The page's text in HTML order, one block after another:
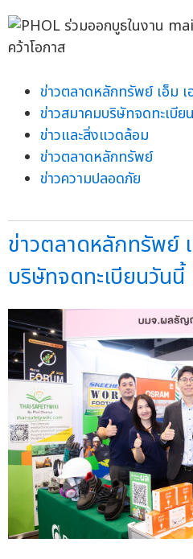
ข่าวตลาดหลักทรัพย์ เอ็ม เ
ข่าวสมาคมบริษัทจดทะเบียน
ข่าวและสิ่งแวดล้อม
ข่าวตลาดหลักทรัพย์
ข่าวความปลอดภัย
ข่าวตลาดหลักทรัพย์
บริษัทจดทะเบียนวันนี้